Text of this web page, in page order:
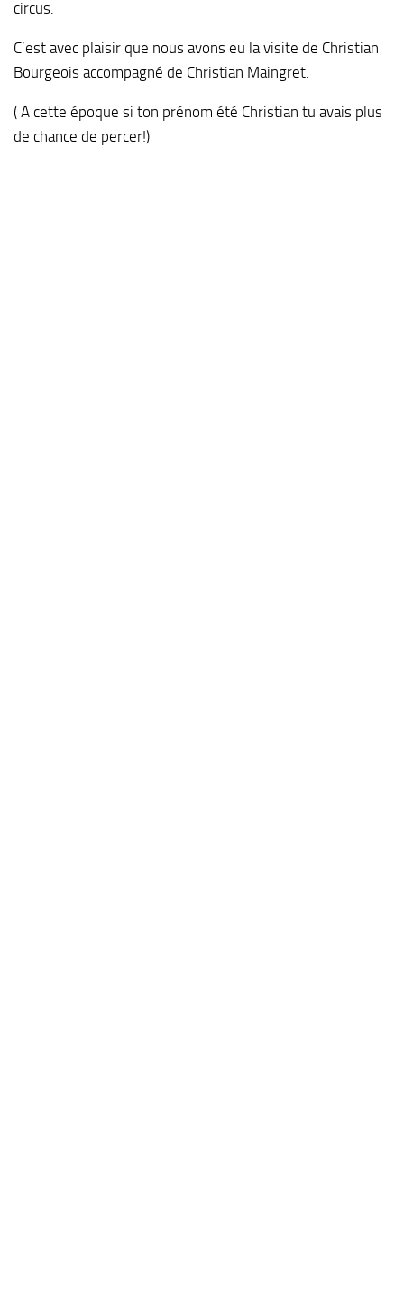
circus.
C’est avec plaisir que nous avons eu la visite de Christian
Bourgeois accompagné de Christian Maingret.
( A cette époque si ton prénom été Christian tu avais plus
de chance de percer!)